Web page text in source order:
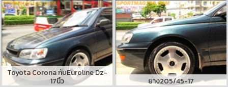
Toyota Corona กับEuroline Dz-
17นิ้ว
ยาง205/45-17